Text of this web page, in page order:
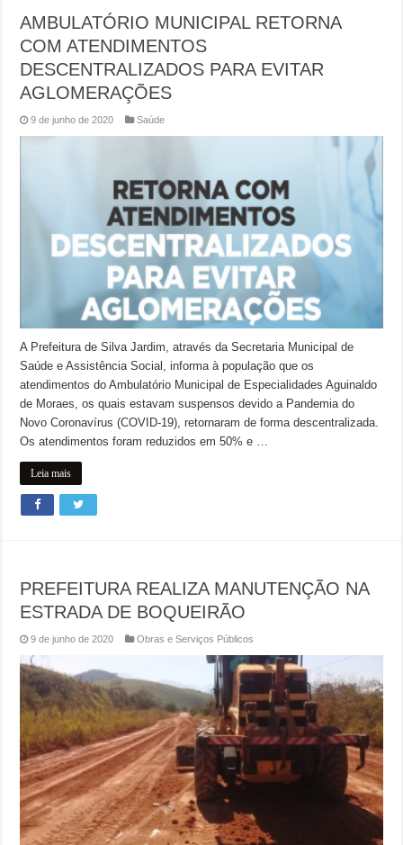
AMBULATÓRIO MUNICIPAL RETORNA
COM ATENDIMENTOS
DESCENTRALIZADOS PARA EVITAR
AGLOMERAÇÕES
9 de junho de 2020 Saúde
A Prefeitura de Silva Jardim, através da Secretaria Municipal de
Saúde e Assistência Social, informa à população que os
atendimentos do Ambulatório Municipal de Especialidades Aguinaldo
de Moraes, os quais estavam suspensos devido a Pandemia do
Novo Coronavírus (COVID-19), retornaram de forma descentralizada.
Os atendimentos foram reduzidos em 50% e …
Leia mais
PREFEITURA REALIZA MANUTENÇÃO NA
ESTRADA DE BOQUEIRÃO
9 de junho de 2020 Obras e Serviços Públicos